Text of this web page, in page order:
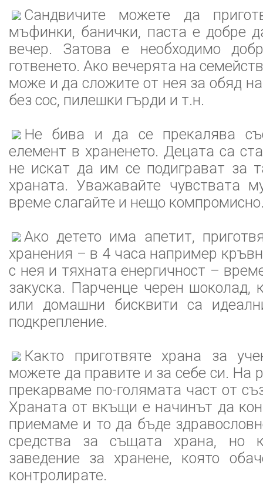
Сандвичите можете да
мъфинки, банички, паста е добре
вечер. Затова е необходимо
готвенето. Ако вечерята на
може и да сложите от нея за обяд
без сос, пилешки гърди и т.н.
Не бива и да се прекалява
елемент в храненето. Децата са
не искат да им се подиграват за
храната. Уважавайте чувствата
време слагайте и нещо
Ако детето има апетит,
хранения – в 4 часа например
с нея и тяхната енергичност –
закуска. Парченце черен шоколад,
или домашни бисквити са
подкрепление.
Както приготвяте храна за
можете да правите и за себе си. На
прекарваме по-голямата част от
Храната от вкъщи е начинът да
приемаме и то да бъде
средства за същата храна, но
заведение за хранене, която
контролирате.